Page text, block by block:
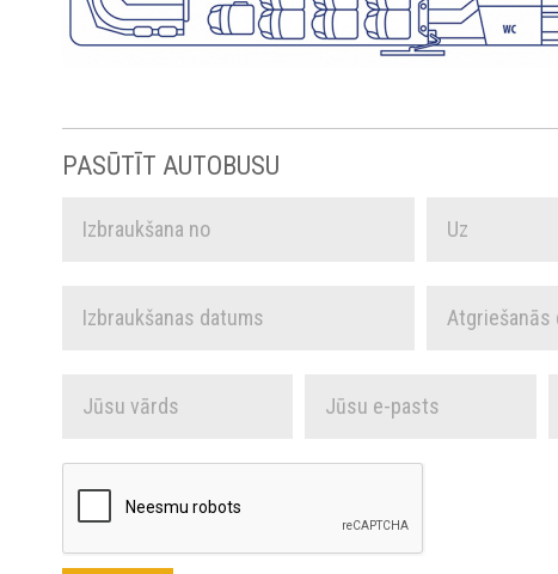
PASŪTĪT AUTOBUSU